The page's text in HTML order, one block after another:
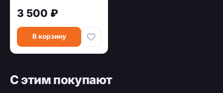
3 500 ₽
В корзину
С этим покупают